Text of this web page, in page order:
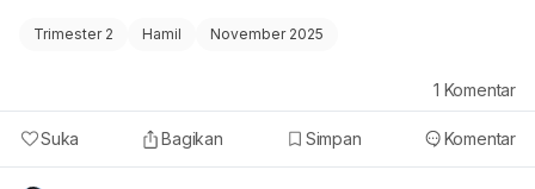
Anda untuk menentukan waktu terbaik berdasarkan
Trimester 2 Hamil November 2025
Suka Bagikan Simpan Komentar
1 Komentar